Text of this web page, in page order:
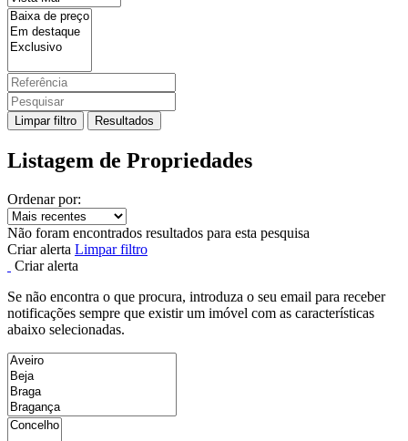
Limpar filtro Resultados
Listagem de Propriedades
Ordenar por:
Não foram encontrados resultados para esta pesquisa
Criar alerta Limpar filtro
Criar alerta
Se não encontra o que procura, introduza o seu email para receber
notificações sempre que existir um imóvel com as características
abaixo selecionadas.